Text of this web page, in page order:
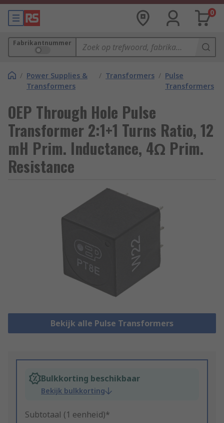
0
Fabrikantnummer
/ Power Supplies &
Transformers
/ Transformers / Pulse
Transformers
OEP Through Hole Pulse
Transformer 2:1+1 Turns Ratio, 12
mH Prim. Inductance, 4Ω Prim.
Resistance
Bekijk alle Pulse Transformers
Bulkkorting beschikbaar
Bekijk bulkkorting
Subtotaal (1 eenheid)*